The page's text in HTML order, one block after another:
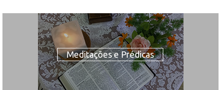
Meditações e Prédicas